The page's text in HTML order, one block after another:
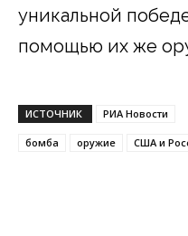
уникальной
помощью их же
ИСТОЧНИК РИА Новости
бомба оружие США и